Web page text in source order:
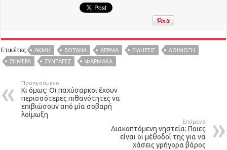
Ετικέτες ΑΚΜΗ ΒΟΤΑΝΑ ΔΕΡΜΑ ΕΙΔΉΣΕΙΣ
ΛΟΊΜΩΞΗ
ΣΗΜΕΡΑ
ΣΥΝΤΑΓΈΣ ΦΑΡΜΑΚΑ
Προηγούμενο
Κι όμως: Οι παχύσαρκοι έχουν
περισσότερες πιθανότητες να
επιβιώσουν από μία σοβαρή
λοίμωξη
Επόμενο
Διακοπτόμενη νηστεία: Ποιες
είναι οι μέθοδοί της για να
χάσεις γρήγορα βάρος